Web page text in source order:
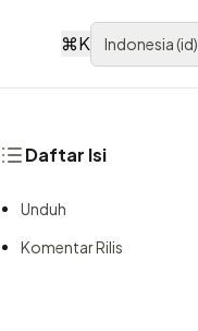
⌘K Indonesia(id)
Daftar Isi
Unduh
Komentar Rilis